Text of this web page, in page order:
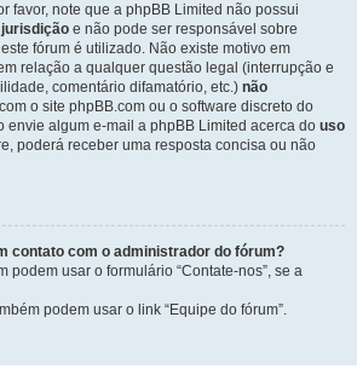
favor, note que a phpBB Limited não possui
e não pode ser responsável sobre
fórum é utilizado. Não existe motivo em
relação a qualquer questão legal (interrupção e
comentário difamatório, etc.) não
com o site phpBB.com ou o software discreto do
envie algum e-mail a phpBB Limited acerca do uso
poderá receber uma resposta concisa ou não
contato com o administrador do fórum?
podem usar o formulário “Contate-nos”, se a
podem usar o link “Equipe do fórum”.